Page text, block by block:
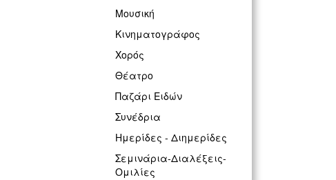
Μουσική
Κινηματογράφος
Χορός
Θέατρο
Παζάρι Ειδών
Συνέδρια
Ημερίδες - Διημερίδες
Σεμινάρια-Διαλέξεις-
Ομιλίες